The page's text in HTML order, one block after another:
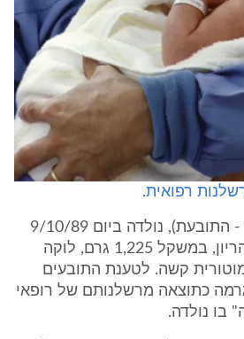
רפואית.
התובעת מס' 1 (להלן - התובעת), נולדה ביום 9/10/89
כפגה בשבוע ה-27 להריון, במשקל 1,225 גרם, לוקה
קשה. לטענת התובעים
כתוצאה מרשלנותם של רופאי
בו נולדה.